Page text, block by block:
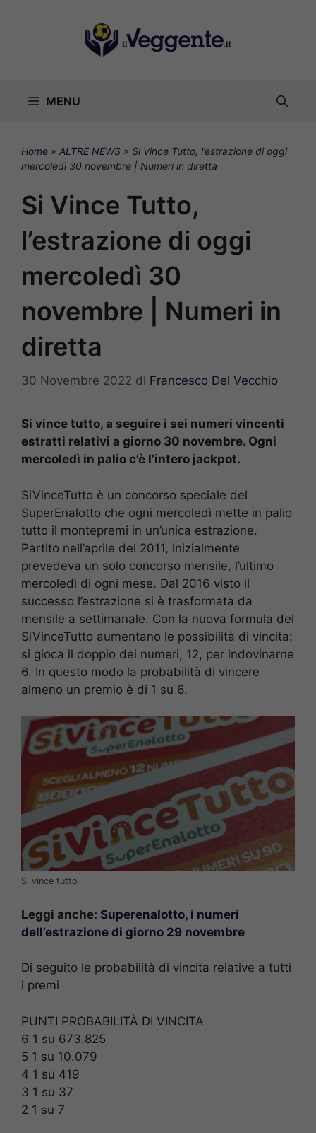
MENU
Home » ALTRE NEWS » Si Vince Tutto, l’estrazione di oggi
mercoledì 30 novembre | Numeri in diretta
Si Vince Tutto,
l’estrazione di oggi
mercoledì 30
novembre | Numeri in
diretta
30 Novembre 2022 di Francesco Del Vecchio
Si vince tutto, a seguire i sei numeri vincenti
estratti relativi a giorno 30 novembre. Ogni
mercoledì in palio c’è l’intero jackpot.
SiVinceTutto è un concorso speciale del
SuperEnalotto che ogni mercoledì mette in palio
tutto il montepremi in un’unica estrazione.
Partito nell’aprile del 2011, inizialmente
prevedeva un solo concorso mensile, l’ultimo
mercoledì di ogni mese. Dal 2016 visto il
successo l’estrazione si è trasformata da
mensile a settimanale. Con la nuova formula del
SiVinceTutto aumentano le possibilità di vincita:
si gioca il doppio dei numeri, 12, per indovinarne
6. In questo modo la probabilità di vincere
almeno un premio è di 1 su 6.
Si vince tutto
Leggi anche: Superenalotto, i numeri
dell’estrazione di giorno 29 novembre
Di seguito le probabilità di vincita relative a tutti
i premi
PUNTI PROBABILITÀ DI VINCITA
6 1 su 673.825
5 1 su 10.079
4 1 su 419
3 1 su 37
2 1 su 7